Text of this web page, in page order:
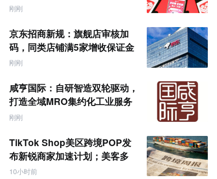
跨
境
商
产
业
互
联
网
违规宣传
刚刚
京东招商新规：旗舰店审核加
码，同类店铺满5家增收保证金
刚刚
咸亨国际：自研智造双轮驱动，
打造全域MRO集约化工业服务
商
刚刚
TikTok Shop美区跨境POP发
布新锐商家加速计划；美客多
Q2营收同增50%丨跨境电商周
10小时前